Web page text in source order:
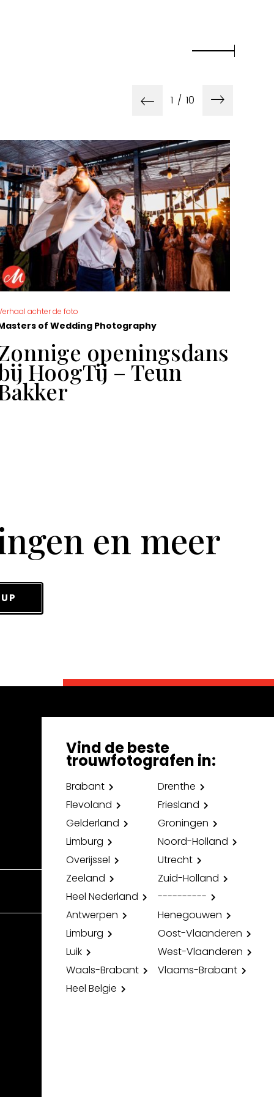
achter de foto
of Wedding Photography
openingsdans
HoogTij – Teun
1 / 10
en meer
Vind de beste
trouwfotografen in:
Brabant
Drenthe
Flevoland
Friesland
Gelderland
Groningen
Limburg
Noord-Holland
Overijssel
Utrecht
Zeeland
Zuid-Holland
Heel Nederland
----------
Antwerpen
Henegouwen
Limburg
Oost-Vlaanderen
Luik
West-Vlaanderen
Waals-Brabant
Vlaams-Brabant
Heel Belgie